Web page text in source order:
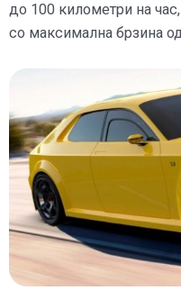
до 100 километри на
со максимална брзина